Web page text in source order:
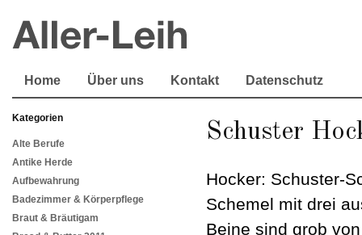
Home Über uns Kontakt Datenschutz
Kategorien
Alte Berufe
Antike Herde
Aufbewahrung
Badezimmer & Körperpflege
Braut & Bräutigam
Schuster
Hocker: Schuster-
Schemel mit drei
Beine sind grob